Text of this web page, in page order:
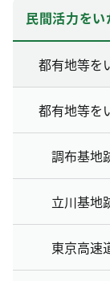
民間活力を
都有地等を
都有地等を
調布基地
立川基地
東京高速